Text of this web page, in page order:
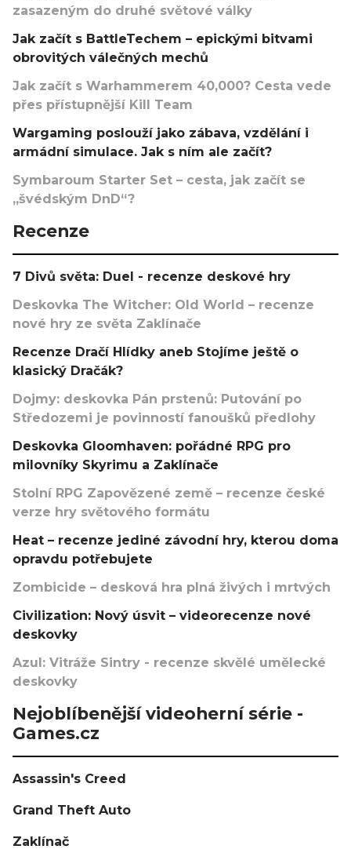
zasazeným do druhé světové války
Jak začít s BattleTechem – epickými bitvami
obrovitých válečných mechů
Jak začít s Warhammerem 40,000? Cesta vede
přes přístupnější Kill Team
Wargaming poslouží jako zábava, vzdělání i
armádní simulace. Jak s ním ale začít?
Symbaroum Starter Set – cesta, jak začít se
„švédským DnD“?
Recenze
7 Divů světa: Duel - recenze deskové hry
Deskovka The Witcher: Old World – recenze
nové hry ze světa Zaklínače
Recenze Dračí Hlídky aneb Stojíme ještě o
klasický Dračák?
Dojmy: deskovka Pán prstenů: Putování po
Středozemi je povinností fanoušků předlohy
Deskovka Gloomhaven: pořádné RPG pro
milovníky Skyrimu a Zaklínače
Stolní RPG Zapovězené země – recenze české
verze hry světového formátu
Heat – recenze jediné závodní hry, kterou doma
opravdu potřebujete
Zombicide – desková hra plná živých i mrtvých
Civilization: Nový úsvit – videorecenze nové
deskovky
Azul: Vitráže Sintry - recenze skvělé umělecké
deskovky
Nejoblíbenější videoherní série -
Games.cz
Assassin's Creed
Grand Theft Auto
Zaklínač